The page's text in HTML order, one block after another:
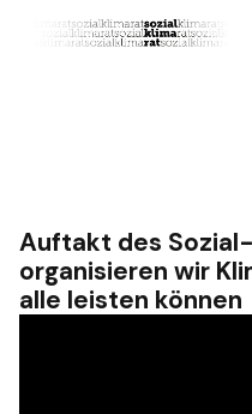
Auftakt des
organisieren wir
alle leisten können